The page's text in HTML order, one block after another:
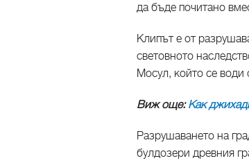
да бъде почитано
Клипът е от
световното
Мосул, който се
Виж още:Как
Разрушаването на
булдозери древния